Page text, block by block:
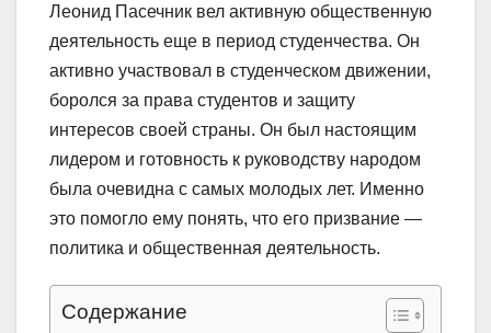
Леонид Пасечник вел активную общественную
деятельность еще в период студенчества. Он
активно участвовал в студенческом движении,
боролся за права студентов и защиту
интересов своей страны. Он был настоящим
лидером и готовность к руководству народом
была очевидна с самых молодых лет. Именно
это помогло ему понять, что его призвание —
политика и общественная деятельность.
Содержание